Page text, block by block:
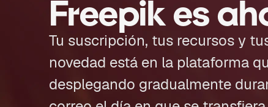
Freepik es
Tu suscripción, tus recursos y
novedad está en la plataforma
desplegando gradualmente